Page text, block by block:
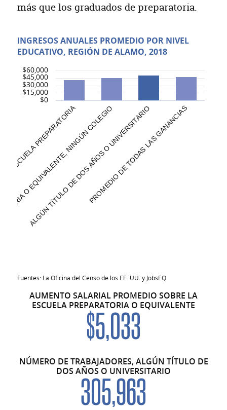
más que los graduados de preparatoria.
INGRESOS ANUALES PROMEDIO POR NIVEL
EDUCATIVO, REGIÓN DE ALAMO, 2018
PREPARATORIANINGÚN COLEGIO
ALGÚN TÍTULO DE DOS AÑOS O UNIVERSITARIO
PROMEDIO DE TODAS LAS GANANCIAS
$0
$15,000
$30,000
$45,000
$60,000
INGRESOS ANUALES PROMEDIO POR
Logro educativo Número de
Menos que la escuela preparatoria
Escuela preparatoria o equivalente, ningún colegio
Algún título de dos años o universitario
Licenciatura o título avanzado
Logro educativo no disponible
Promedio general: $43,447
Fuentes: La Oficina del Censo de los EE. UU. y JobsEQ
AUMENTO SALARIAL PROMEDIO SOBRE LA
ESCUELA PREPARATORIA O EQUIVALENTE
$5,033
NÚMERO DE TRABAJADORES, ALGÚN TÍTULO DE
DOS AÑOS O UNIVERSITARIO
305,963